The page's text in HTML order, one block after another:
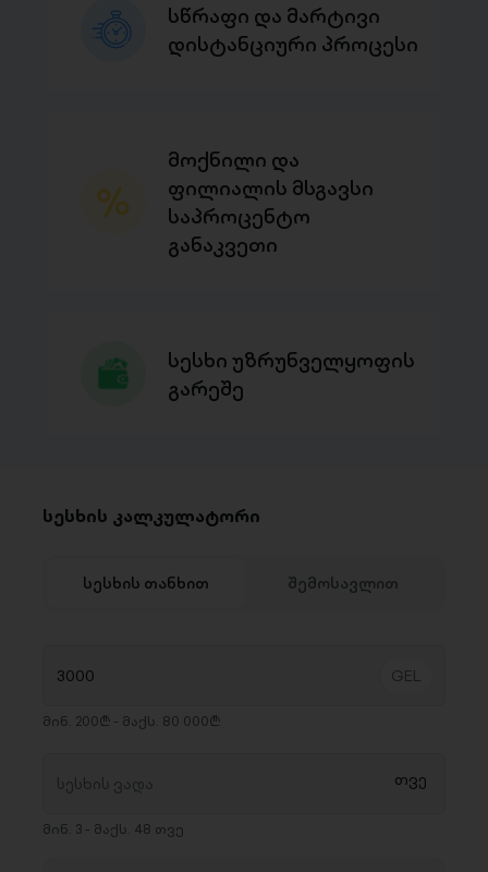
სწრაფი და მარტივი
დისტანციური პროცესი
მოქნილი და
ფილიალის მსგავსი
საპროცენტო
განაკვეთი
სესხი უზრუნველყოფის
გარეშე
სესხის კალკულატორი
სესხის თანხით შემოსავლით
მინ. 200₾ - მაქს. 80 000₾
მინ. 3 - მაქს. 48 თვე